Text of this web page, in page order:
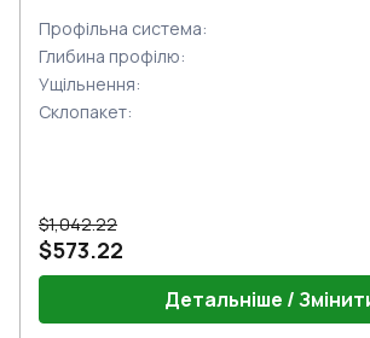
Профільна система:
Глибина профілю:
Ущільнення:
Склопакет:
$1,042.22
$573.22
Детальніше /